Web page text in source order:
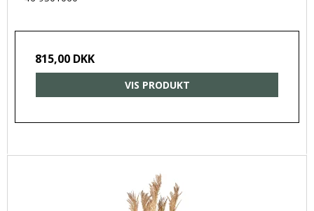
815,00 DKK
VIS PRODUKT